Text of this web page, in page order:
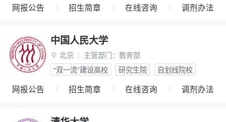
网报公告 招生简章 在线咨询 调剂办法
中国人民大学
 北京 主管部门： 教育部
“双一流”建设高校
研究生院 自划线院校
网报公告 招生简章 在线咨询 调剂办法